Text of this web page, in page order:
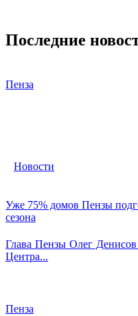
Последние
Пенза
Новости
Уже 75% домов Пензы
сезона
Глава Пензы Олег
Центра...
Пенза